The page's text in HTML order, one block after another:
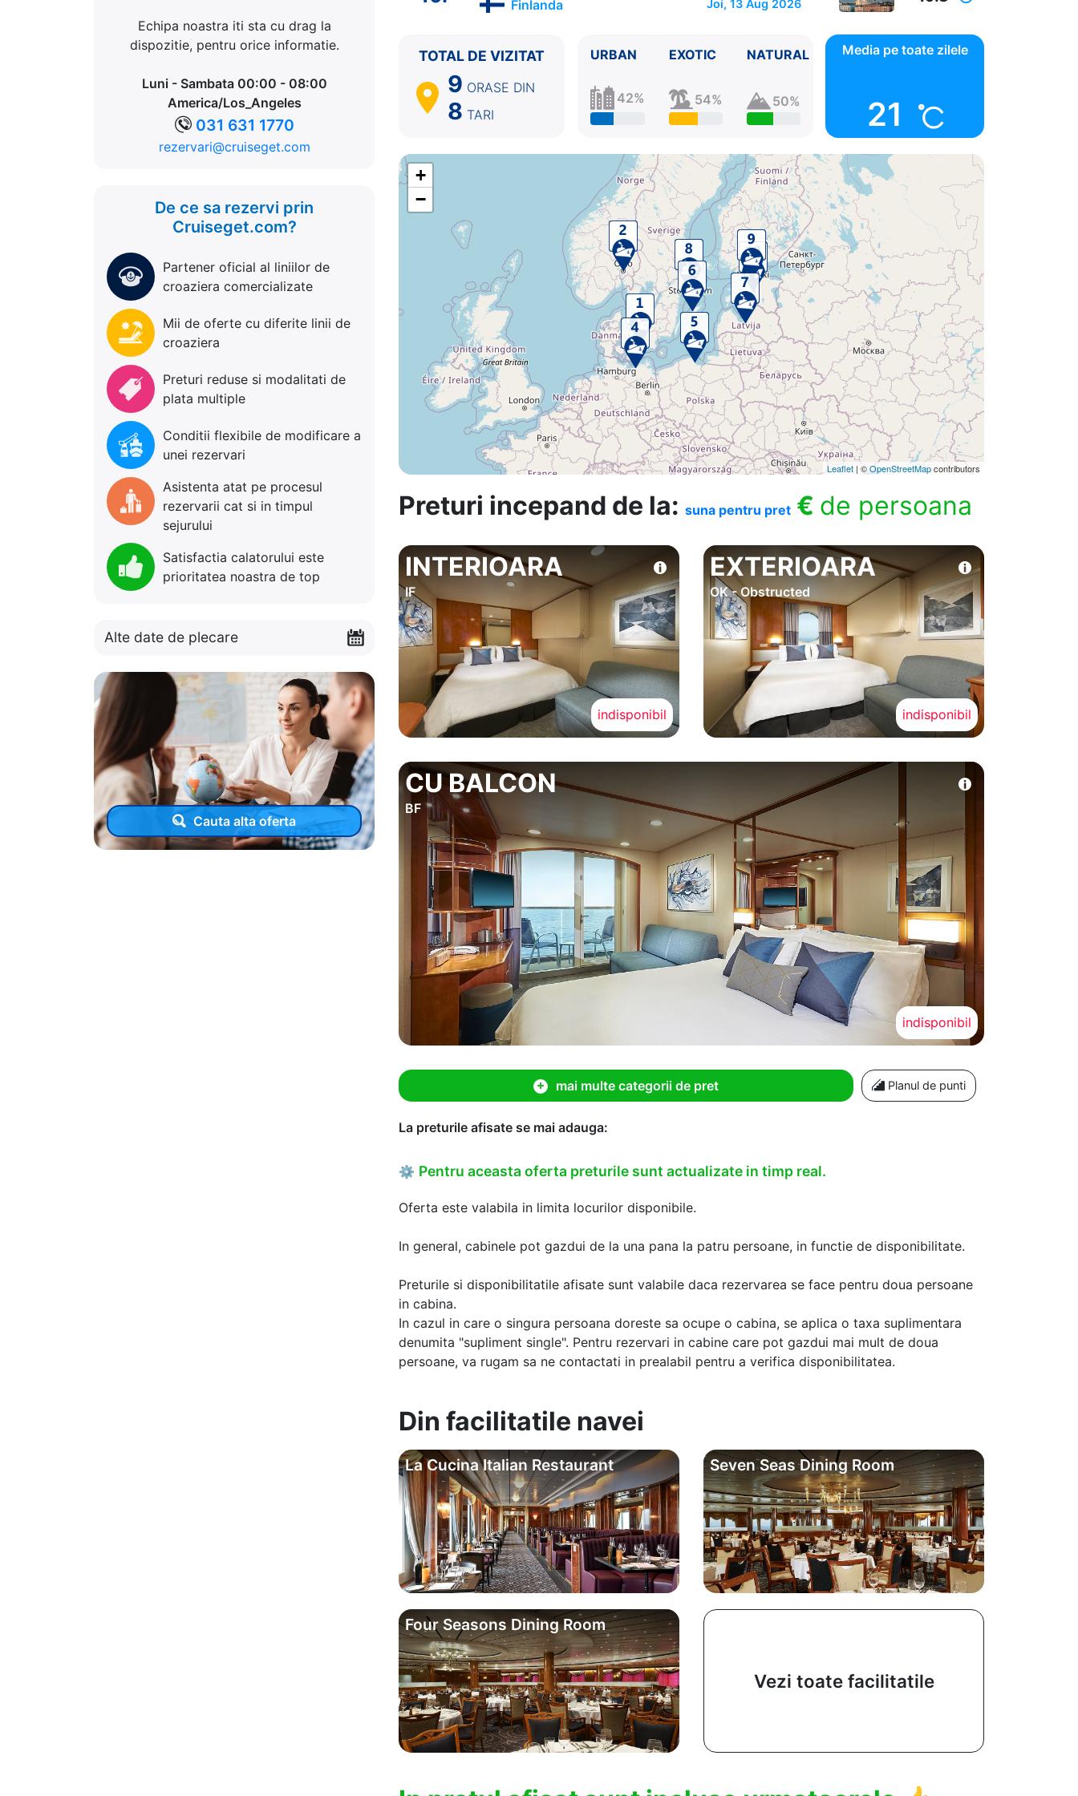
Echipa noastra iti sta cu drag la
dispozitie, pentru orice informatie.
Luni - Sambata 00:00 - 08:00
America/Los_Angeles
031 631 1770
rezervari@cruiseget.com
De ce sa rezervi prin
Cruiseget.com?
Partener oficial al liniilor de
croaziera comercializate
Mii de oferte cu diferite linii de
croaziera
Preturi reduse si modalitati de
plata multiple
Conditii flexibile de modificare a
unei rezervari
Asistenta atat pe procesul
rezervarii cat si in timpul
sejurului
Satisfactia calatorului este
prioritatea noastra de top
Alte date de plecare
Cauta alta oferta
10. Helsinki Finlanda 07:00 - ⚓
Finlanda
Joi, 13 Aug 2026
TOTAL DE VIZITAT
9 ORASE DIN
8 TARI
URBAN
42%
EXOTIC
54%
NATURAL
50%
Media pe toate zilele
21
+
−
Leaflet | ©OpenStreetMapcontributors
Preturi incepand de la: suna pentru pret € de persoana
INTERIOARA
IF
indisponibil
EXTERIOARA
OK - Obstructed
indisponibil
CU BALCON
BF
indisponibil
mai multe categorii de pret Planul de punti
La preturile afisate se mai adauga:
⚙ Pentru aceasta oferta preturile sunt actualizate in timp real.
Oferta este valabila in limita locurilor disponibile.
In general, cabinele pot gazdui de la una pana la patru persoane, in functie de disponibilitate.
Preturile si disponibilitatile afisate sunt valabile daca rezervarea se face pentru doua persoane
in cabina.
In cazul in care o singura persoana doreste sa ocupe o cabina, se aplica o taxa suplimentara
denumita "supliment single". Pentru rezervari in cabine care pot gazdui mai mult de doua
persoane, va rugam sa ne contactati in prealabil pentru a verifica disponibilitatea.
Din facilitatile navei
La Cucina Italian Restaurant Seven Seas Dining Room
Four Seasons Dining Room
Vezi toate facilitatile